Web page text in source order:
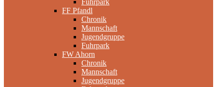
Fuhrpark
FF Pfandl
Chronik
Mannschaft
Jugendgruppe
Fuhrpark
FW Ahorn
Chronik
Mannschaft
Jugendgruppe